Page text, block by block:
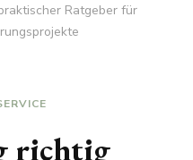
Ratgeber für
richtig